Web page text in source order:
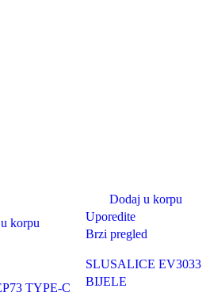
korpu
TYPE-C
Dodaj u korpu
Uporedite
Brzi pregled
SLUSALICE EV3033
BIJELE